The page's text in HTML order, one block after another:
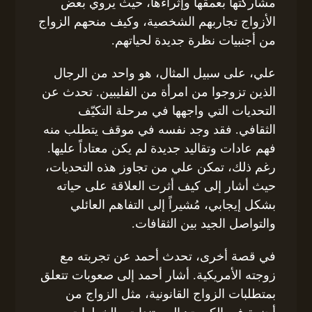
مشاركتها بعمقها وإثراءها، حيث يروي بعض
الأزواج تجاربهم الشخصية، وكيف منحهم الزواج
من أجنبيات نظرة جديدة لحياتهم.
علي، على سبيل المثال، هو واحد من الرجال
الذين تزوجوا من امرأة من الفليبين. تحدث عن
التحديات التي واجهها في مرحلة التكيّف
الثقافي. فقد وجد نفسه في موقف يتطلب منه
فهم عادات وتقاليد جديدة لم يكن معتاداً عليها.
رغم ذلك، تمكن علي من تجاوز هذه التحديات،
حيث أشار إلى كيف أثرت العلاقة على حياته
بشكل إيجابي، مُشيراً إلى التفاهم العائلي
والتواصل الجيد بين الثقافات.
في قصة أخرى، تحدث أحمد عن تجربته مع
زوجته الأمريكية. أشار أحمد إلى صعوبات تتعلق
بمتطلبات الزواج القانونية، مثل الزواج من